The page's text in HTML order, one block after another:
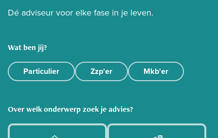
Dé adviseur voor elke fase in je leven.
Wat ben jij?
Particulier Zzp'er Mkb'er
Over welk onderwerp zoek je advies?